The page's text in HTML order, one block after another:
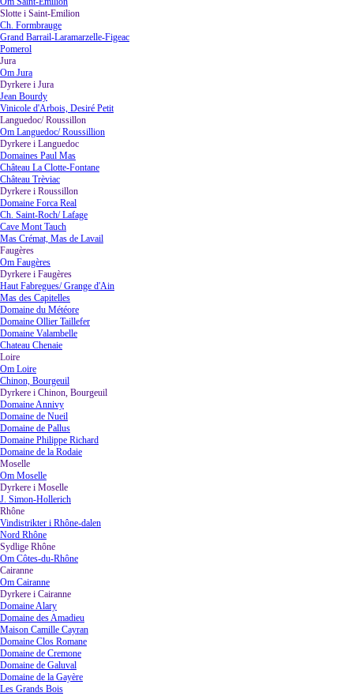
Slotte i Saint-Emilion
Ch. Formbrauge
Grand Barrail-Laramarzelle-Figeac
Pomerol
Jura
Om Jura
Dyrkere i Jura
Jean Bourdy
Vinicole d'Arbois, Desiré Petit
Languedoc/ Roussillon
Om Languedoc/ Roussillion
Dyrkere i Languedoc
Domaines Paul Mas
Château La Clotte-Fontane
Château Trèviac
Dyrkere i Roussillon
Domaine Forca Real
Ch. Saint-Roch/ Lafage
Cave Mont Tauch
Mas Crémat, Mas de Lavail
Faugères
Om Faugères
Dyrkere i Faugères
Haut Fabregues/ Grange d'Ain
Mas des Capitelles
Domaine du Météore
Domaine Ollier Taillefer
Domaine Valambelle
Chateau Chenaie
Loire
Om Loire
Chinon, Bourgeuil
Dyrkere i Chinon, Bourgeuil
Domaine Annivy
Domaine de Nueil
Domaine de Pallus
Domaine Philippe Richard
Domaine de la Rodaie
Moselle
Om Moselle
Dyrkere i Moselle
J. Simon-Hollerich
Rhône
Vindistrikter i Rhône-dalen
Nord Rhône
Sydlige Rhône
Om Côtes-du-Rhône
Cairanne
Om Cairanne
Dyrkere i Cairanne
Domaine Alary
Domaine des Amadieu
Maison Camille Cayran
Domaine Clos Romane
Domaine de Cremone
Domaine de Galuval
Domaine de la Gayère
Les Grands Bois